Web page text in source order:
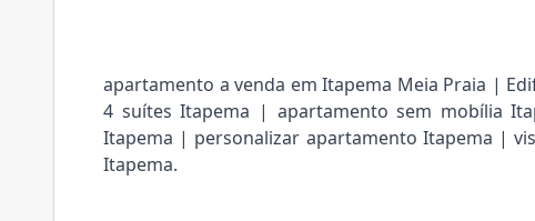
apartamento a venda em Itapema Meia Praia |
4 suítes Itapema | apartamento sem mobília
Itapema | personalizar apartamento Itapema |
Itapema.